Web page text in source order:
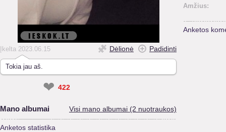
Įkelta 2023.06.15 Dėlionė Padidinti
Tokia jau aš.
❤ 422
Mano albumai Visi mano albumai (2 nuotraukos)
Anketos statistika
Amžius:
Anketos